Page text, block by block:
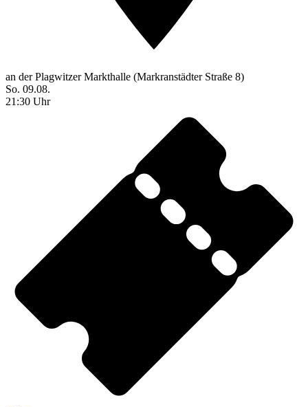
an der Plagwitzer Markthalle (Markranstädter Straße 8)
So. 09.08.
21:30 Uhr